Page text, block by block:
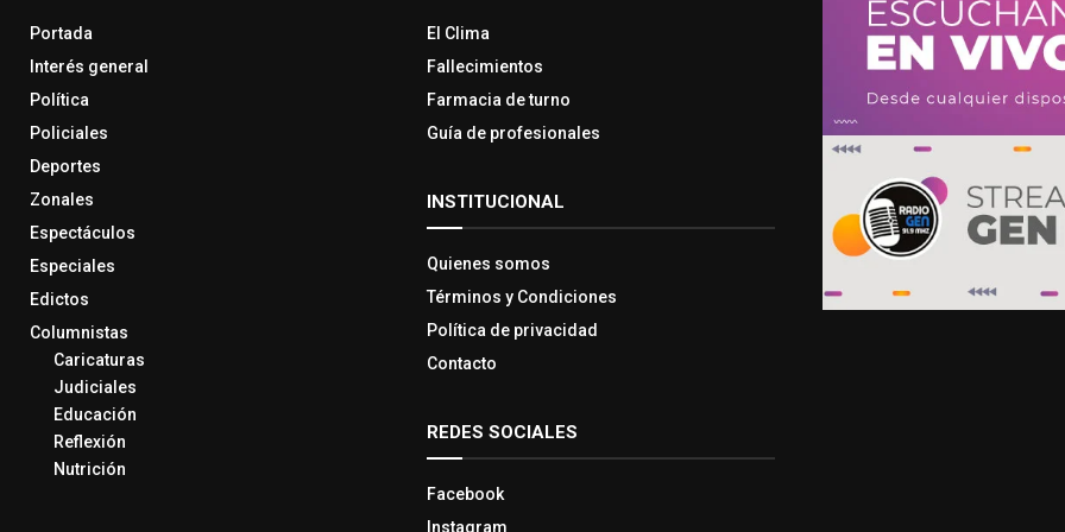
Portada
Interés general
Política
Policiales
Deportes
Zonales
Espectáculos
Especiales
Edictos
Columnistas
Caricaturas
Judiciales
Educación
Reflexión
Nutrición
El Clima
Fallecimientos
Farmacia de turno
Guía de profesionales
INSTITUCIONAL
Quienes somos
Términos y Condiciones
Política de privacidad
Contacto
REDES SOCIALES
Facebook
Instagram